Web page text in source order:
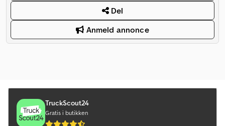
Del
Anmeld annonce
TruckScout24
Gratis i butikken